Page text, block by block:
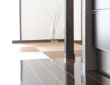
おすすめの記事
インテリア
日用品